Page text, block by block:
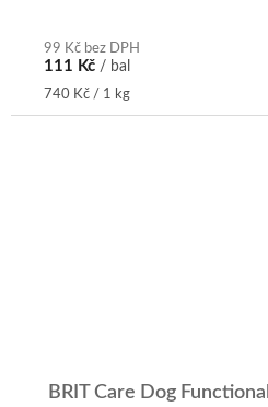
99 Kč bez DPH
111 Kč / bal
Měrná
cena:
740 Kč / 1 kg
BRIT Care Dog